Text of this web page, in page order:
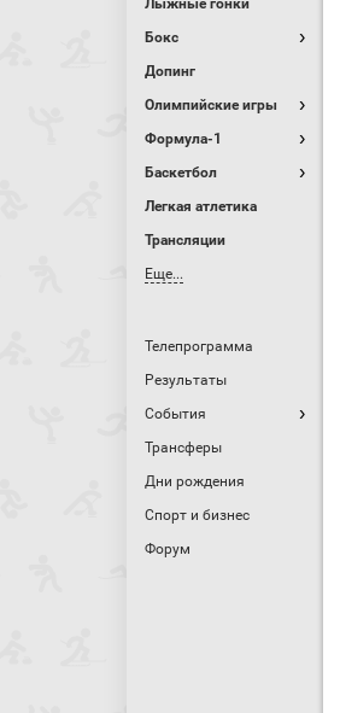
Лыжные гонки
Бокс
Допинг
Олимпийские игры
Формула-1
Баскетбол
Легкая атлетика
Трансляции
Еще...
Телепрограмма
Результаты
События
Трансферы
Дни рождения
Спорт и бизнес
Форум